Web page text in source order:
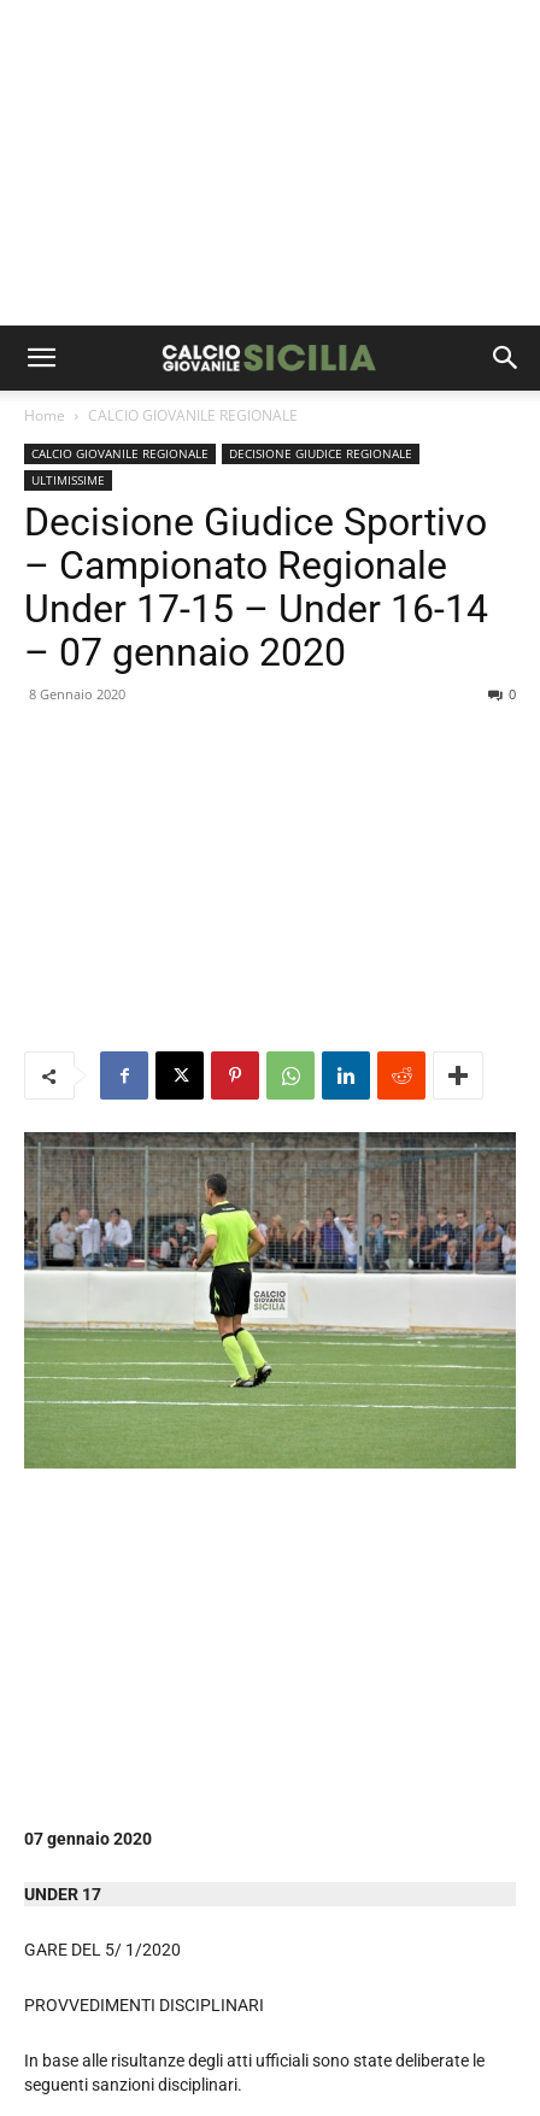
Home CALCIO GIOVANILE REGIONALE
CALCIO GIOVANILE REGIONALE
DECISIONE GIUDICE REGIONALE
ULTIMISSIME
Decisione Giudice Sportivo
– Campionato Regionale
Under 17-15 – Under 16-14
– 07 gennaio 2020
8 Gennaio 2020 0
07 gennaio 2020
UNDER 17
GARE DEL 5/ 1/2020
PROVVEDIMENTI DISCIPLINARI
In base alle risultanze degli atti ufficiali sono state deliberate le
seguenti sanzioni disciplinari.